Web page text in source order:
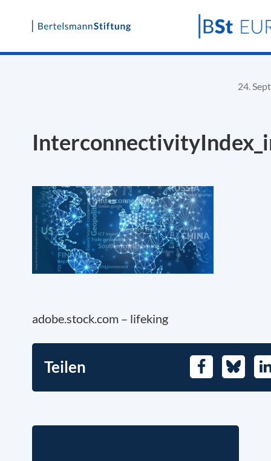
Skip
24.
adobe.stock.com – lifeking
Teilen FacebookBluesky